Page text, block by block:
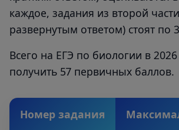
каждое, задания из второй
развернутым ответом) стоят по
Всего на ЕГЭ по биологии в
получить 57 первичных баллов.
Номер задания